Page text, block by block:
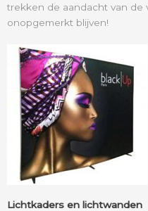
trekken de aandacht van de
onopgemerkt blijven!
Lichtkaders en lichtwanden